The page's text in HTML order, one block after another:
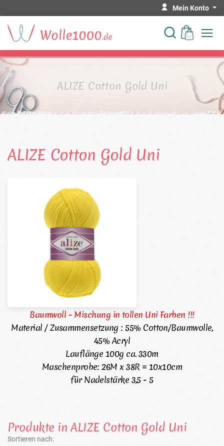
Mein Konto
ALIZE Cotton Gold Uni
ALIZE Cotton Gold Uni
Baumwoll - Mischung in tollen Uni Farben !!!
Material / Zusammensetzung : 55% Cotton/Baumwolle,
45% Acryl
Lauflänge 100g ca. 330m
Maschenprobe: 26M x 38R = 10x10cm
für Nadelstärke 3,5 - 5
Produkte in ALIZE Cotton Gold Uni
Sortieren nach: